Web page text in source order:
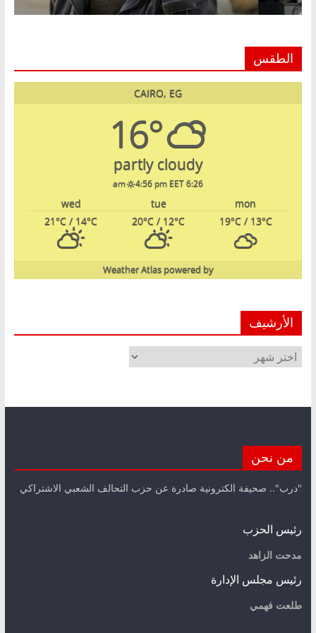
الطقس
CAIRO, EG
16°
partly cloudy
6:26 am
4:56 pm EET
mon
tue
wed
19°C/ 13°C
20°C / 12°C
21°C / 14°C
powered by
Weather Atlas
الأرشيف
الأرشيف
من نحن
"درب".. صحيفة الكترونية صادرة عن حزب التحالف الشعبي الاشتراكي
رئيس الحزب
مدحت الزاهد
رئيس مجلس الإدارة
طلعت فهمي